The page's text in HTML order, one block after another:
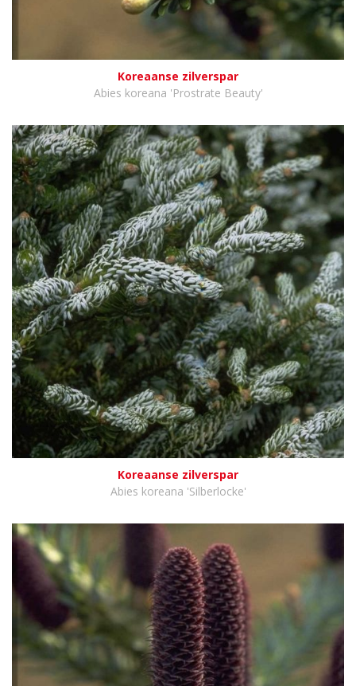
Koreaanse zilverspar
Abies koreana 'Prostrate Beauty'
Koreaanse zilverspar
Abies koreana 'Silberlocke'